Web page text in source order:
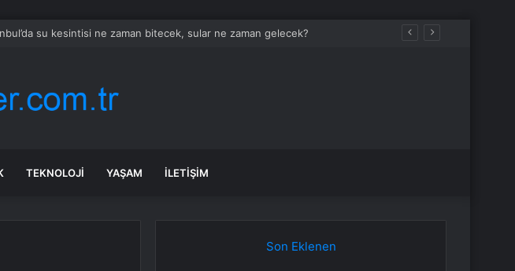
ve Dijital Riskleri Araştırma Komisyonu’nun Görev Süresi Bir Ay Uzatıldı
TEKNOLOJI YAŞAM İLETIŞIM
Son Eklenen